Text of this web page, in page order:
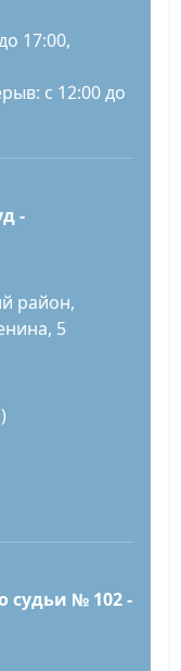
17:00,
с 12:00 до
-
район,
5
судьи № 102 -